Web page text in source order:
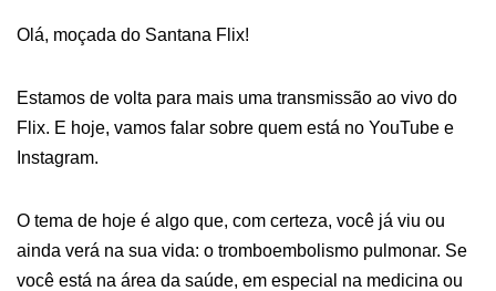
Olá, moçada do Santana Flix!
Estamos de volta para mais uma transmissão ao vivo do
Flix. E hoje, vamos falar sobre quem está no YouTube e
Instagram.
O tema de hoje é algo que, com certeza, você já viu ou
ainda verá na sua vida: o tromboembolismo pulmonar. Se
você está na área da saúde, em especial na medicina ou